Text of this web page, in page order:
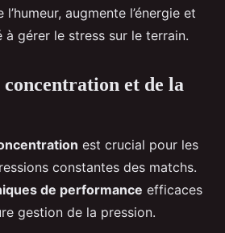
augmente l’énergie et
gérer le stress sur le terrain.
et de la
est crucial pour les
constantes des matchs.
de performance efficaces
gestion de la pression.